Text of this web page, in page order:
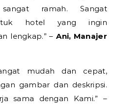
ramah. Sangat
hotel yang ingin
lengkap.” –Ani, Manajer
mudah dan cepat,
gambar dan deskripsi.
sama dengan Kami.” –